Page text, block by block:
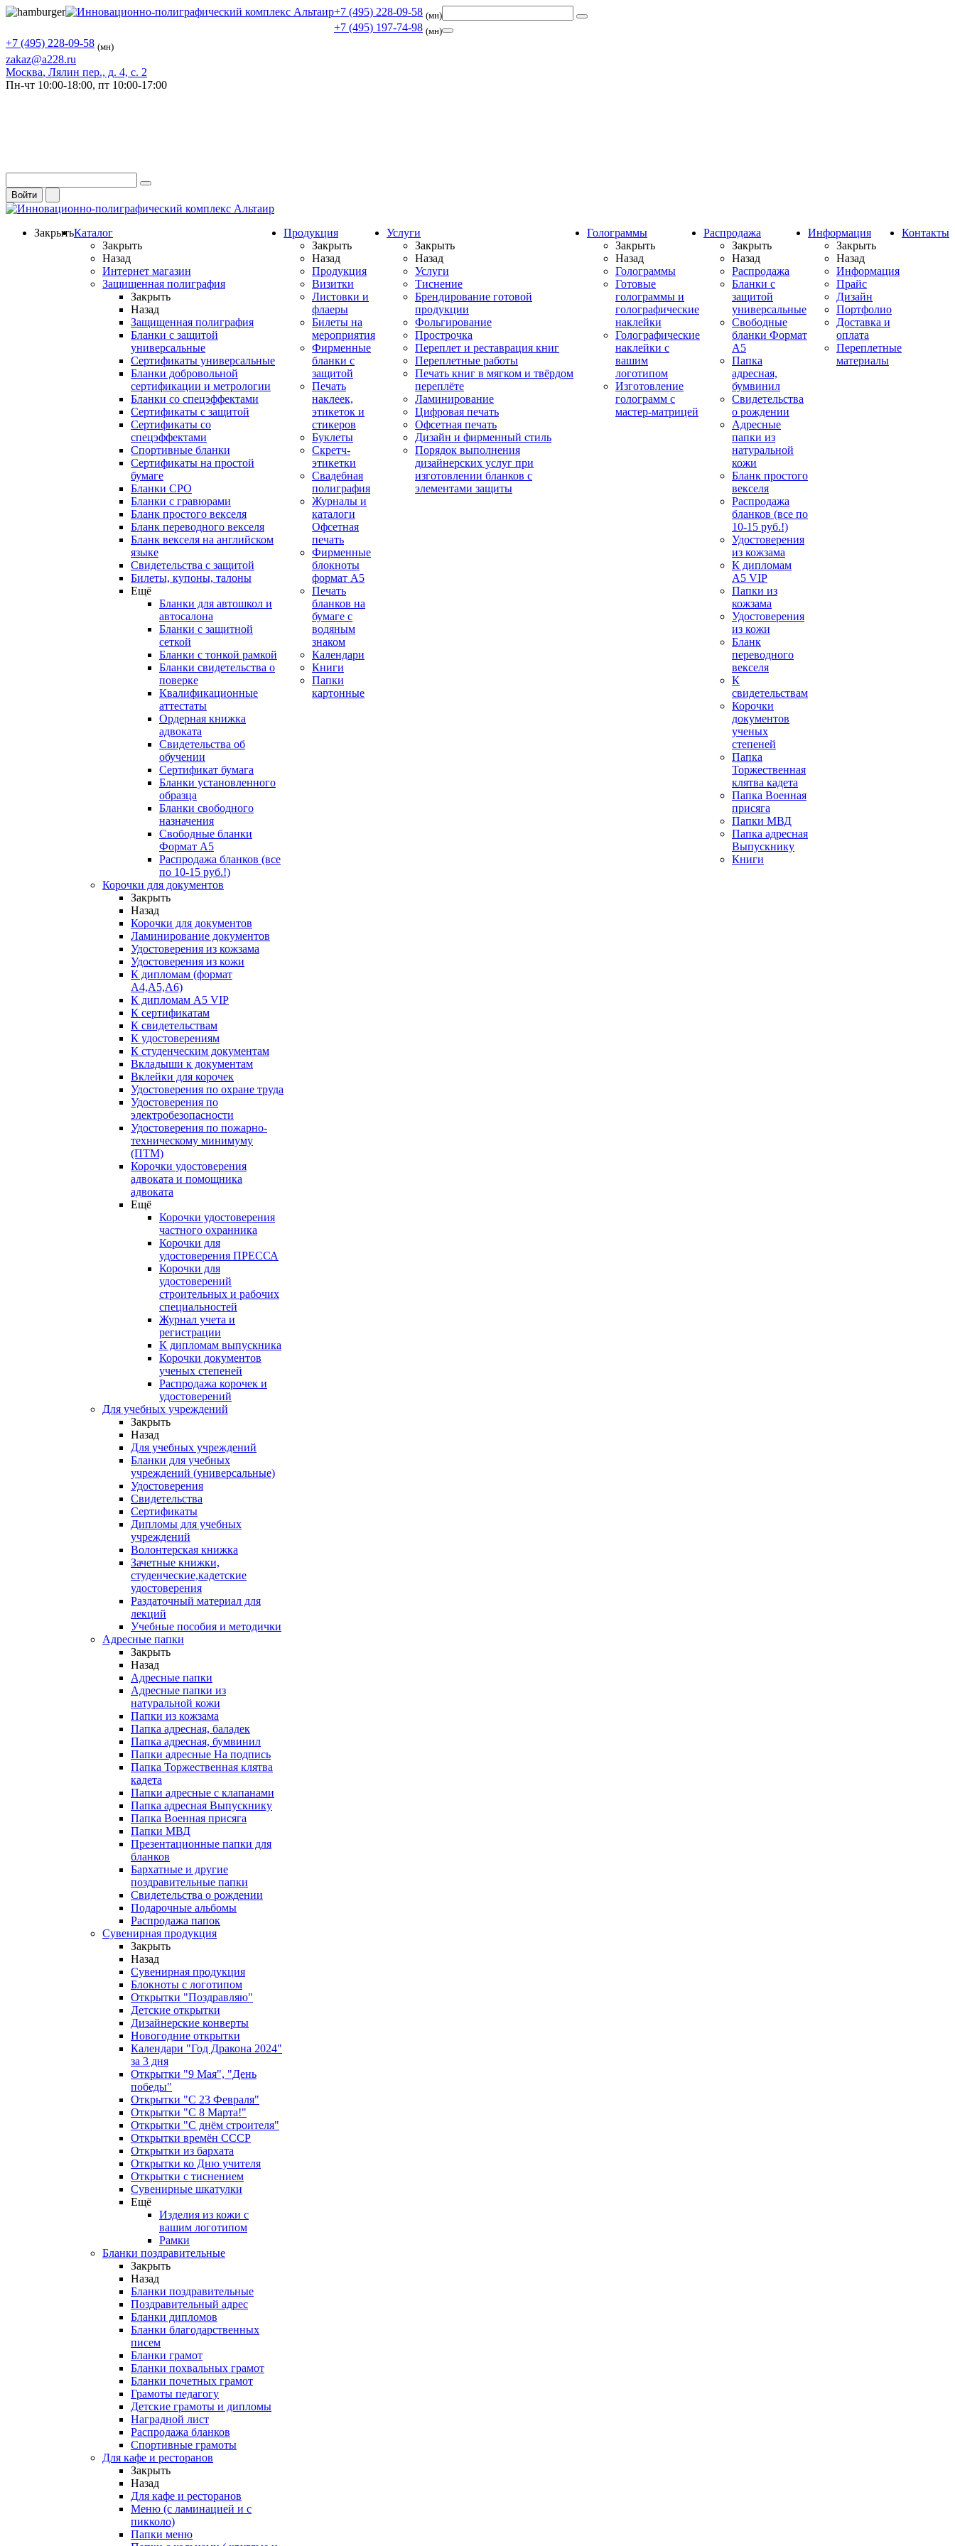
+7 (495) 228-09-58 (мн)
+7 (495) 197-74-98 (мн)
+7 (495) 228-09-58 (мн)
zakaz@a228.ru
Москва, Лялин пер., д. 4, с. 2
Пн-чт 10:00-18:00, пт 10:00-17:00
Войти
ЗакрытьКаталог
Закрыть
Назад
Интернет магазин
Защищенная полиграфия
Закрыть
Назад
Защищенная полиграфия
Бланки с защитой
универсальные
Сертификаты универсальные
Бланки добровольной
сертификации и метрологии
Бланки со спецэффектами
Сертификаты с защитой
Сертификаты со
спецэффектами
Спортивные бланки
Cертификаты на простой
бумаге
Бланки СРО
Бланки с гравюрами
Бланк простого векселя
Бланк переводного векселя
Бланк векселя на английском
языке
Свидетельства с защитой
Билеты, купоны, талоны
Ещё
Бланки для автошкол и
автосалона
Бланки с защитной
сеткой
Бланки с тонкой рамкой
Бланки свидетельства о
поверке
Квалификационные
аттестаты
Ордерная книжка
адвоката
Свидетельства об
обучении
Сертификат бумага
Бланки установленного
образца
Бланки свободного
назначения
Свободные бланки
Формат А5
Распродажа бланков (все
по 10-15 руб.!)
Корочки для документов
Закрыть
Назад
Корочки для документов
Ламинирование документов
Удостоверения из кожзама
Удостоверения из кожи
К дипломам (формат
А4,А5,А6)
К дипломам А5 VIP
К сертификатам
К свидетельствам
К удостоверениям
К студенческим документам
Вкладыши к документам
Вклейки для корочек
Удостоверения по охране труда
Удостоверения по
электробезопасности
Удостоверения по пожарно-
техническому минимуму
(ПТМ)
Корочки удостоверения
адвоката и помощника
адвоката
Ещё
Корочки удостоверения
частного охранника
Корочки для
удостоверения ПРЕССА
Корочки для
удостоверений
строительных и рабочих
специальностей
Журнал учета и
регистрации
К дипломам выпускника
Корочки документов
ученых степеней
Распродажа корочек и
удостоверений
Для учебных учреждений
Закрыть
Назад
Для учебных учреждений
Бланки для учебных
учреждений (универсальные)
Удостоверения
Свидетельства
Сертификаты
Дипломы для учебных
учреждений
Волонтерская книжка
Зачетные книжки,
студенческие,кадетские
удостоверения
Раздаточный материал для
лекций
Учебные пособия и методички
Адресные папки
Закрыть
Назад
Адресные папки
Адресные папки из
натуральной кожи
Папки из кожзама
Папка адресная, баладек
Папка адресная, бумвинил
Папки адресные На подпись
Папка Торжественная клятва
кадета
Папки адресные с клапанами
Папка адресная Выпускнику
Папка Военная присяга
Папки МВД
Презентационные папки для
бланков
Бархатные и другие
поздравительные папки
Свидетельства о рождении
Подарочные альбомы
Распродажа папок
Сувенирная продукция
Закрыть
Назад
Сувенирная продукция
Блокноты с логотипом
Открытки "Поздравляю"
Детские открытки
Дизайнерские конверты
Новогодние открытки
Календари "Год Дракона 2024"
за 3 дня
Открытки "9 Мая", "День
победы"
Открытки "С 23 Февраля"
Открытки "С 8 Марта!"
Открытки "С днём строителя"
Открытки времён СССР
Открытки из бархата
Открытки ко Дню учителя
Открытки с тиснением
Сувенирные шкатулки
Ещё
Изделия из кожи с
вашим логотипом
Рамки
Бланки поздравительные
Закрыть
Назад
Бланки поздравительные
Поздравительный адрес
Бланки дипломов
Бланки благодарственных
писем
Бланки грамот
Бланки похвальных грамот
Бланки почетных грамот
Грамоты педагогу
Детские грамоты и дипломы
Наградной лист
Распродажа бланков
Спортивные грамоты
Для кафе и ресторанов
Закрыть
Назад
Для кафе и ресторанов
Меню (с ламинацией и с
пикколо)
Папки меню
Продукция
Закрыть
Назад
Продукция
Визитки
Листовки и
флаеры
Билеты на
мероприятия
Фирменные
бланки с
защитой
Печать
наклеек,
этикеток и
стикеров
Буклеты
Скретч-
этикетки
Свадебная
полиграфия
Журналы и
каталоги
Офсетная
печать
Фирменные
блокноты
формат А5
Печать
бланков на
бумаге с
водяным
знаком
Календари
Книги
Папки
картонные
Услуги
Закрыть
Назад
Услуги
Тиснение
Брендирование готовой
продукции
Фольгирование
Прострочка
Переплет и реставрация книг
Переплетные работы
Печать книг в мягком и твёрдом
переплёте
Ламинирование
Цифровая печать
Офсетная печать
Дизайн и фирменный стиль
Порядок выполнения
дизайнерских услуг при
изготовлении бланков с
элементами защиты
Голограммы
Закрыть
Назад
Голограммы
Готовые
голограммы и
голографические
наклейки
Голографические
наклейки с
вашим
логотипом
Изготовление
голограмм с
мастер-матрицей
Распродажа
Закрыть
Назад
Распродажа
Бланки с
защитой
универсальные
Свободные
бланки Формат
А5
Папка
адресная,
бумвинил
Свидетельства
о рождении
Адресные
папки из
натуральной
кожи
Бланк простого
векселя
Распродажа
бланков (все по
10-15 руб.!)
Удостоверения
из кожзама
К дипломам
А5 VIP
Папки из
кожзама
Удостоверения
из кожи
Бланк
переводного
векселя
К
свидетельствам
Корочки
документов
ученых
степеней
Папка
Торжественная
клятва кадета
Папка Военная
присяга
Папки МВД
Папка адресная
Выпускнику
Книги
Информация
Закрыть
Назад
Информация
Прайс
Дизайн
Портфолио
Доставка и
оплата
Переплетные
материалы
Контакты